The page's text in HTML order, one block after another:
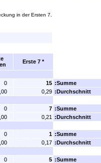
in der Ersten 7.
Erste 7 *
0 15 :Summe
0,29 :Durchschnitt
0 7 :Summe
0,21
:Durchschnitt
0 1 :Summe
0,17 :Durchschnitt
0 5 :Summe